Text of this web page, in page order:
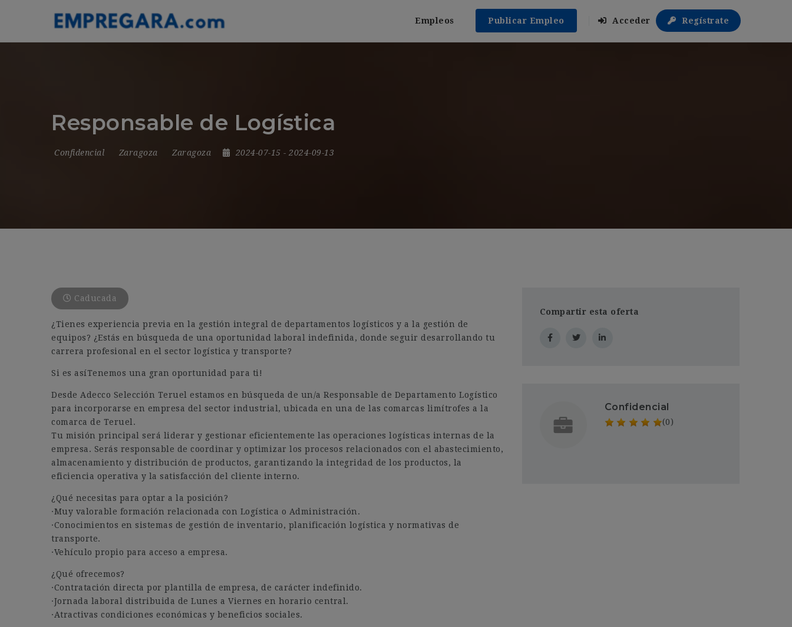
Empleos Publicar Empleo Acceder Regístrate
Responsable de Logística
Confidencial Zaragoza Zaragoza 2024-07-15 - 2024-09-13
Caducada
¿Tienes experiencia previa en la gestión integral de departamentos logísticos y a la gestión de
equipos? ¿Estás en búsqueda de una oportunidad laboral indefinida, donde seguir desarrollando tu
carrera profesional en el sector logística y transporte?
Si es asíTenemos una gran oportunidad para ti!
Desde Adecco Selección Teruel estamos en búsqueda de un/a Responsable de Departamento Logístico
para incorporarse en empresa del sector industrial, ubicada en una de las comarcas limítrofes a la
comarca de Teruel.
Tu misión principal será liderar y gestionar eficientemente las operaciones logísticas internas de la
empresa. Serás responsable de coordinar y optimizar los procesos relacionados con el abastecimiento,
almacenamiento y distribución de productos, garantizando la integridad de los productos, la
eficiencia operativa y la satisfacción del cliente interno.
¿Qué necesitas para optar a la posición?
·Muy valorable formación relacionada con Logística o Administración.
·Conocimientos en sistemas de gestión de inventario, planificación logística y normativas de
transporte.
·Vehículo propio para acceso a empresa.
¿Qué ofrecemos?
·Contratación directa por plantilla de empresa, de carácter indefinido.
·Jornada laboral distribuida de Lunes a Viernes en horario central.
·Atractivas condiciones económicas y beneficios sociales.
Compartir esta oferta
Confidencial
(0)